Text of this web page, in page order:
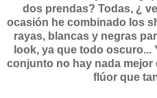
dos prendas? Todas, ¿
ocasión he combinado los
rayas, blancas y negras
look, ya que todo oscuro...
conjunto no hay nada
flúor que